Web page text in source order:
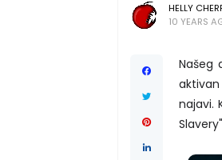
HELLY
10 YEARS
Našeg
najavi.